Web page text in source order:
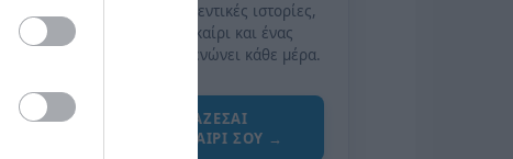
Οι άνθρωποι, οι αυθεντικές ιστορίες,
το ελληνικό καλοκαίρι και ένας
πολιτισμός που μας ενώνει κάθε μέρα.
ΌΣΑ ΧΡΕΙΆΖΕΣΑΙ
ΓΙΑ ΤΟ ΚΑΛΟΚΑΊΡΙ ΣΟΥ →